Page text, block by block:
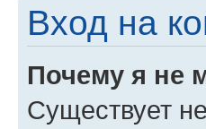
Вход на
Почему я не
Существует